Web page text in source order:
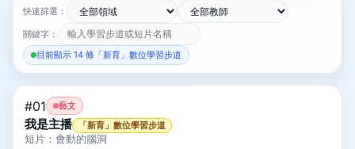
快速篩選：
關鍵字：
目前顯示 14 條「新育」數位學習步道
#01 藝文
我是主播 「新育」數位學習步道
短片：會動的腦洞